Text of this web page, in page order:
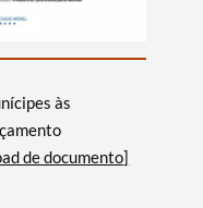
às
de documento]